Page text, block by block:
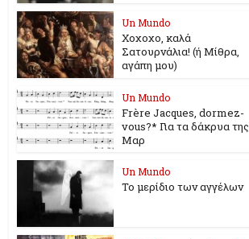
Un Mundo
Χοχοχο, καλά
Σατουρνάλια! (ή Μίθρα,
αγάπη μου)
Un Mundo
Frère Jacques, dormez-
vous?* Για τα δάκρυα της
Μαρ
Un Mundo
To μερίδιο των αγγέλων